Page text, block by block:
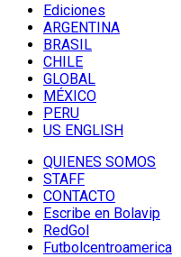
Ediciones
ARGENTINA
BRASIL
CHILE
GLOBAL
MÉXICO
PERU
US ENGLISH
QUIENES SOMOS
STAFF
CONTACTO
Escribe en Bolavip
RedGol
Futbolcentroamerica